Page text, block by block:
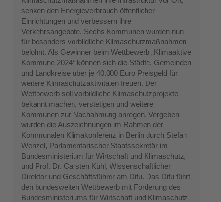
senken den Energieverbrauch öffentlicher
Einrichtungen und verbessern ihre
Verkehrsangebote. Sechs Kommunen wurden nun
für besonders vorbildliche Klimaschutzmaßnahmen
belohnt. Als Gewinner beim Wettbewerb „Klimaaktive
Kommune 2024“ können sich die Städte, Gemeinden
und Landkreise über je 40.000 Euro Preisgeld für
weitere Klimaschutzaktivitäten freuen. Der
Wettbewerb soll vorbildliche Klimaschutzprojekte
bekannt machen, verstetigen und weitere
Kommunen zur Nachahmung anregen. Vergeben
wurden die Auszeichnungen im Rahmen der
Kommunalen Klimakonferenz in Berlin durch Stefan
Wenzel, Parlamentarischer Staatssekretär im
Bundesministerium für Wirtschaft und Klimaschutz,
und Prof. Dr. Carsten Kühl, Wissenschaftlicher
Direktor und Geschäftsführer am Difu. Das Difu führt
den bundesweiten Wettbewerb mit Förderung des
Bundesministeriums für Wirtschaft und Klimaschutz